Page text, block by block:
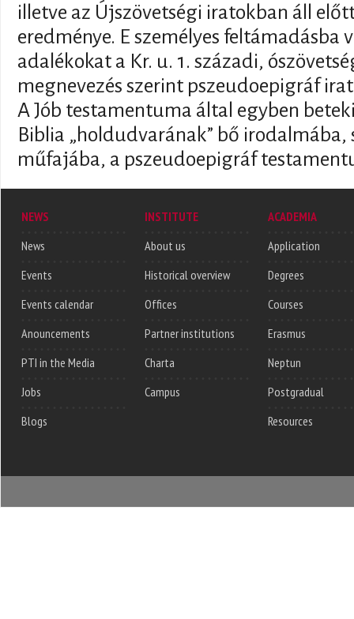
illetve az Újszövetségi iratokban áll
eredménye. E személyes
adalékokat a Kr. u. 1. századi,
megnevezés szerint pszeudoepigráf
A Jób testamentuma által egyben
Biblia „holdudvarának” bő
műfajába, a pszeudoepigráf
NEWS
News
Events
Events calendar
Anouncements
PTI in the Media
Jobs
Blogs
INSTITUTE
About us
Historical overview
Offices
Partner institutions
Charta
Campus
ACADEMIA
Application
Degrees
Courses
Erasmus
Neptun
Postgradual
Resources